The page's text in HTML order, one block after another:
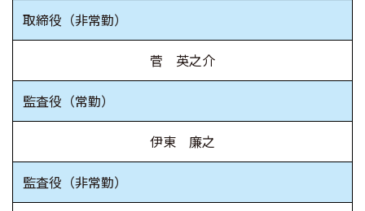
取締役 （非常勤）
菅 英之介
監査役 （常勤）
伊東 廉之
監査役 （非常勤）